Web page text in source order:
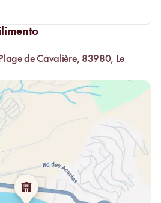
un personale accogliente ed
in riva al mare o una cena
vera esperienza gastronomica.
de Cavalière, 83980, Le